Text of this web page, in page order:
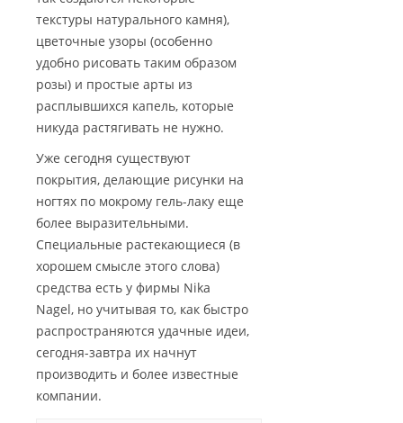
текстуры натурального камня),
цветочные узоры (особенно
удобно рисовать таким образом
розы) и простые арты из
расплывшихся капель, которые
никуда растягивать не нужно.
Уже сегодня существуют
покрытия, делающие рисунки на
ногтях по мокрому гель-лаку еще
более выразительными.
Специальные растекающиеся (в
хорошем смысле этого слова)
средства есть у фирмы Nika
Nagel, но учитывая то, как быстро
распространяются удачные идеи,
сегодня-завтра их начнут
производить и более известные
компании.